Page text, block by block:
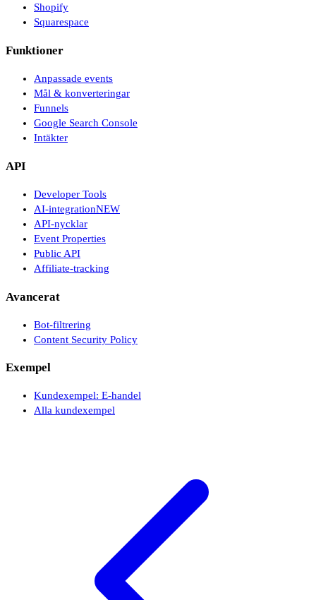
Shopify
Squarespace
Funktioner
Anpassade events
Mål & konverteringar
Funnels
Google Search Console
Intäkter
API
Developer Tools
AI-integrationNEW
API-nycklar
Event Properties
Public API
Affiliate-tracking
Avancerat
Bot-filtrering
Content Security Policy
Exempel
Kundexempel: E-handel
Alla kundexempel